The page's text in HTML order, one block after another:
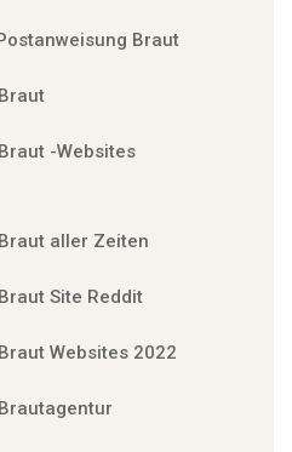
Braut
-Websites
aller Zeiten
Site Reddit
Websites 2022